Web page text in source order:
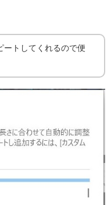
ートしてくれるので便